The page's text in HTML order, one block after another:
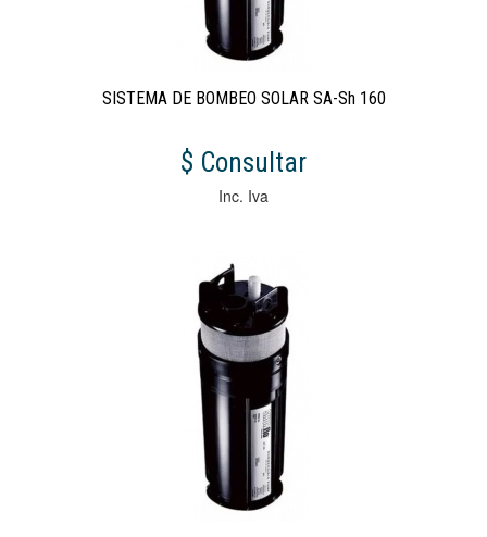
SISTEMA DE BOMBEO SOLAR SA-Sh 160
$ Consultar
Inc. Iva